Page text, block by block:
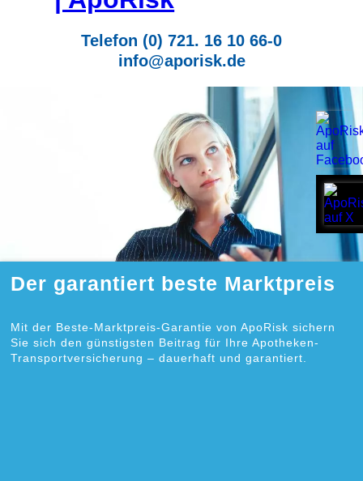
Telefon (0) 721. 16 10 66-0
info@aporisk.de
Der garantiert beste Marktpreis
Mit der Beste-Marktpreis-Garantie von ApoRisk sichern
Sie sich den günstigsten Beitrag für Ihre Apotheken-
Transportversicherung – dauerhaft und garantiert.